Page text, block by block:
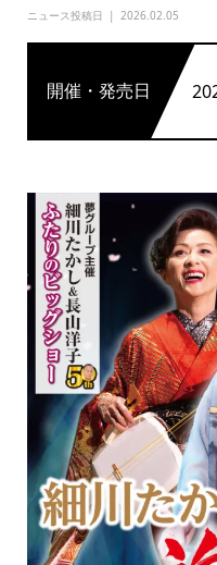
ニュース投稿日 2026.02.05
開催・発売日